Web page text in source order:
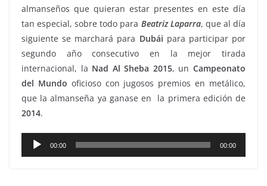
almanseños que quieran estar presentes en este día
tan especial, sobre todo para Beatriz Laparra, que al día
siguiente se marchará para Dubái para participar por
segundo año consecutivo en la mejor tirada
internacional, la Nad Al Sheba 2015, unCampeonato
del Mundo oficioso con jugosos premios en metálico,
que la almanseña ya ganase en la primera edición de
2014.
Reproductor
de
00:00 00:00